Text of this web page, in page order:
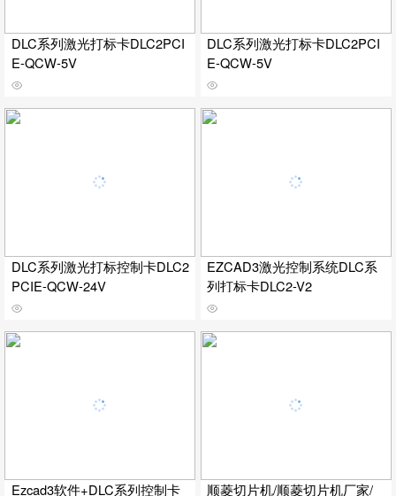
DLC系列激光打标卡DLC2PCI
E-QCW-5V
DLC系列激光打标卡DLC2PCI
E-QCW-5V
DLC系列激光打标控制卡DLC2
PCIE-QCW-24V
EZCAD3激光控制系统DLC系
列打标卡DLC2-V2
Ezcad3软件+DLC系列控制卡 顺菱切片机/顺菱切片机厂家/